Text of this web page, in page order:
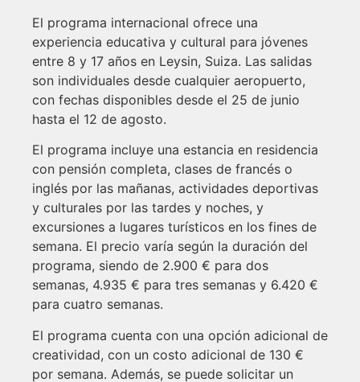
El programa internacional ofrece una
experiencia educativa y cultural para jóvenes
entre 8 y 17 años en Leysin, Suiza. Las salidas
son individuales desde cualquier aeropuerto,
con fechas disponibles desde el 25 de junio
hasta el 12 de agosto.
El programa incluye una estancia en residencia
con pensión completa, clases de francés o
inglés por las mañanas, actividades deportivas
y culturales por las tardes y noches, y
excursiones a lugares turísticos en los fines de
semana. El precio varía según la duración del
programa, siendo de 2.900 € para dos
semanas, 4.935 € para tres semanas y 6.420 €
para cuatro semanas.
El programa cuenta con una opción adicional de
creatividad, con un costo adicional de 130 €
por semana. Además, se puede solicitar un